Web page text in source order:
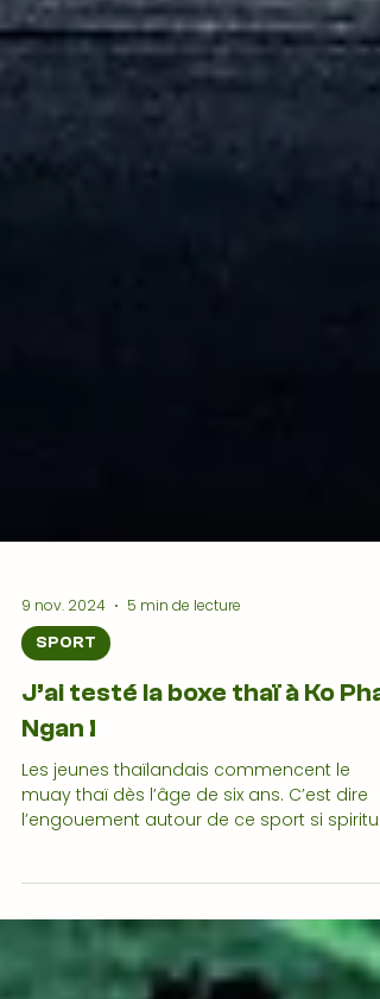
9 nov. 2024 5 min de lecture
SPORT
J’ai testé la boxe thaï à Ko Pha
Ngan !
muay thaï dès l’âge de six ans. C’est dire
en Thaïlande.